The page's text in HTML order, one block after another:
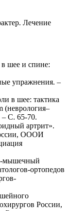
Лечение
шее и спине:
упражнения. –
в шее: тактика
(неврология–
– С. 65-70.
артрит».
ОООИ
мышечный
ортопедов
России,